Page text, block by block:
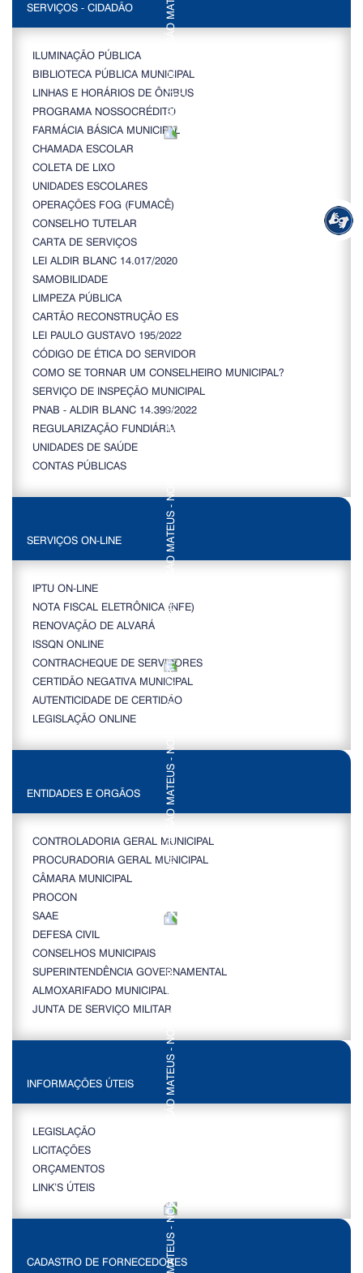
SERVIÇOS - CIDADÃO
ILUMINAÇÃO PÚBLICA
BIBLIOTECA PÚBLICA MUNICIPAL
LINHAS E HORÁRIOS DE ÔNIBUS
PROGRAMA NOSSOCRÉDITO
FARMÁCIA BÁSICA MUNICIPAL
CHAMADA ESCOLAR
COLETA DE LIXO
UNIDADES ESCOLARES
OPERAÇÕES FOG (FUMACÊ)
CONSELHO TUTELAR
CARTA DE SERVIÇOS
LEI ALDIR BLANC 14.017/2020
SAMOBILIDADE
LIMPEZA PÚBLICA
CARTÃO RECONSTRUÇÃO ES
LEI PAULO GUSTAVO 195/2022
CÓDIGO DE ÉTICA DO SERVIDOR
COMO SE TORNAR UM CONSELHEIRO MUNICIPAL?
SERVIÇO DE INSPEÇÃO MUNICIPAL
PNAB - ALDIR BLANC 14.399/2022
REGULARIZAÇÃO FUNDIÁRIA
UNIDADES DE SAÚDE
CONTAS PÚBLICAS
SERVIÇOS ON-LINE
IPTU ON-LINE
NOTA FISCAL ELETRÔNICA (NFE)
RENOVAÇÃO DE ALVARÁ
ISSQN ONLINE
CONTRACHEQUE DE SERVIDORES
CERTIDÃO NEGATIVA MUNICIPAL
AUTENTICIDADE DE CERTIDÃO
LEGISLAÇÃO ONLINE
ENTIDADES E ORGÃOS
CONTROLADORIA GERAL MUNICIPAL
PROCURADORIA GERAL MUNICIPAL
CÂMARA MUNICIPAL
PROCON
SAAE
DEFESA CIVIL
CONSELHOS MUNICIPAIS
SUPERINTENDÊNCIA GOVERNAMENTAL
ALMOXARIFADO MUNICIPAL
JUNTA DE SERVIÇO MILITAR
INFORMAÇÕES ÚTEIS
LEGISLAÇÃO
LICITAÇÕES
ORÇAMENTOS
LINK’S ÚTEIS
CADASTRO DE FORNECEDORES